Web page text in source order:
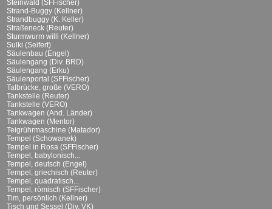
Steinwald (SFFischer)
Strand-Buggy (Kellner)
Strandbuggy (K. Keller)
Straßeneck (Reuter)
Sturmwurm willi (Kellner)
Sulki (Seifert)
Säulenbau (Engel)
Säulengang (Div. BRD)
Säulengang (Erku)
Säulenportal (SFFischer)
Talbrücke, große (VERO)
Tankstelle (Reuter)
Tankstelle (VERO)
Tankwagen (And. Länder)
Tankwagen (Mentor)
Teigrührmaschine (Matador)
Tempel (Schowanek)
Tempel in Rosa (SFFischer)
Tempel, babylonisch...
Tempel, deutsch (Engel)
Tempel, griechisch (Reuter)
Tempel, quadratisch...
Tempel, römisch (SFFischer)
Tim, persönlich (Kellner)
Tisch und Sessel (Div. VK)